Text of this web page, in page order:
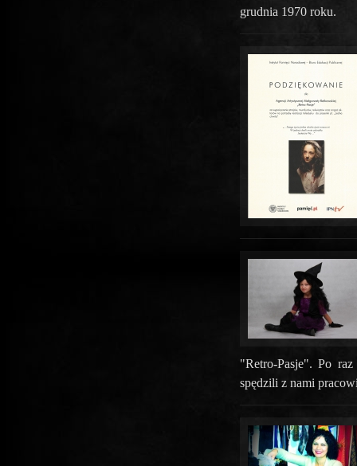
grudnia 1970 roku.
"Retro-Pasje". Po
spędzili z nami